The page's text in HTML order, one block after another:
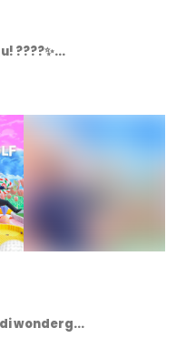
????✨...
wonderg...